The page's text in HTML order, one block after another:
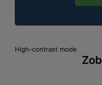
High-contrast mode